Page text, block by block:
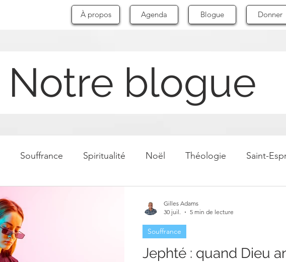
À propos Agenda Blogue Donner
Notre blogue
Souffrance Spiritualité Noël Théologie Saint-
Coeur
Jephté : quand Dieu
Souffrance
Gilles Adams
30 juil.
5 min de lecture